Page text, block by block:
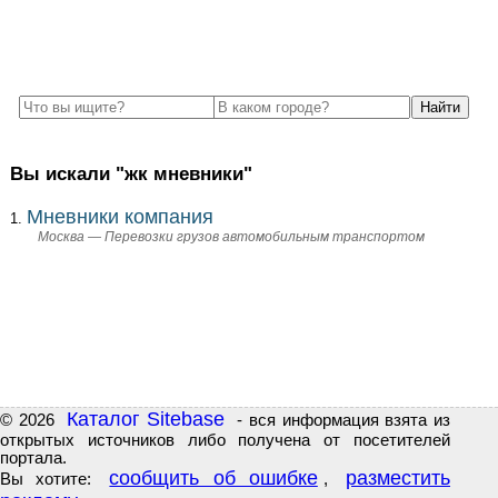
Вы искали "жк мневники"
Мневники компания
Москва — Перевозки грузов автомобильным транспортом
© 2026 Каталог Sitebase
- вся информация взята из
открытых источников либо получена от посетителей
портала.
Вы хотите:
сообщить об ошибке ,
разместить